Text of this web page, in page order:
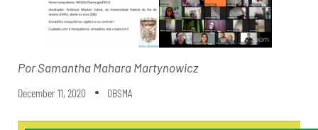
Por Samantha Mahara Martynowicz
December 11, 2020 OBSMA